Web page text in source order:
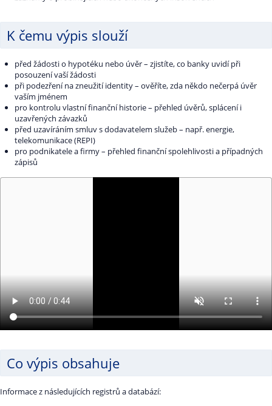
K čemu výpis slouží
před žádosti o hypotéku nebo úvěr – zjistíte, co banky uvidí při
posouzení vaší žádosti
při podezření na zneužití identity – ověříte, zda někdo nečerpá úvěr
vaším jménem
pro kontrolu vlastní finanční historie – přehled úvěrů, splácení i
uzavřených závazků
před uzavíráním smluv s dodavatelem služeb – např. energie,
telekomunikace (REPI)
pro podnikatele a firmy – přehled finanční spolehlivosti a případných
zápisů
Co výpis obsahuje
Informace z následujících registrů a databází: